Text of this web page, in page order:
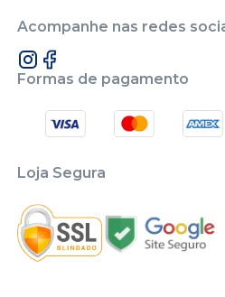
Acompanhe nas redes
Formas de pagamento
Loja Segura